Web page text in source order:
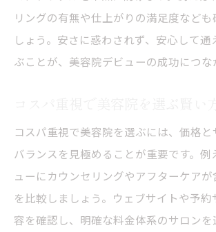
リングの有無や仕上がりの満足度なども
しょう。安さに惑わされず、安心して
ぶことが、美容院デビューの成功につな
コスパ重視で美容院を選ぶには、価格
バランスを見極めることが重要です。例
ューにカウンセリングやアフターケア
を比較しましょう。ウェブサイトや予
容を確認し、明確な料金体系のサロンを